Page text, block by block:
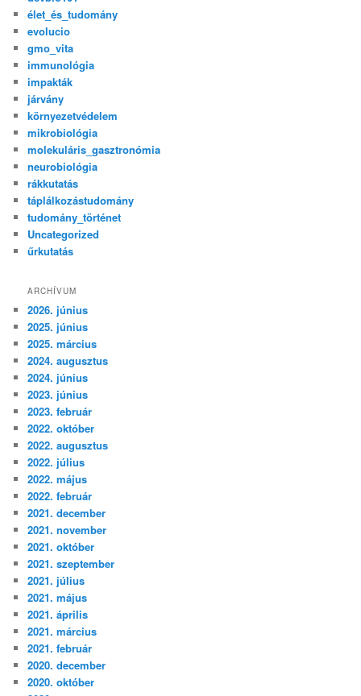
élet_és_tudomány
evolucio
gmo_vita
immunológia
impakták
járvány
környezetvédelem
mikrobiológia
molekuláris_gasztronómia
neurobiológia
rákkutatás
táplálkozástudomány
tudomány_történet
Uncategorized
űrkutatás
ARCHÍVUM
2026. június
2025. június
2025. március
2024. augusztus
2024. június
2023. június
2023. február
2022. október
2022. augusztus
2022. július
2022. május
2022. február
2021. december
2021. november
2021. október
2021. szeptember
2021. július
2021. május
2021. április
2021. március
2021. február
2020. december
2020. október